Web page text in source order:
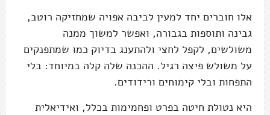
אלו חוברים יחד למעין לביבה אפויה שמחזיקה רוטב,
גבינה ותוספות בגבורה, ואפשר למשוך ממנה
משולשים, לקפל לחצי ולהתענג בדיוק כמו שמתפנקים
על משולש פיצה רגיל. ההכנה שלה קלה במיוחד: בלי
התפחות ובלי קימוחים ורידודים.
היא נטולת חיטה בפרט ופחמימות בכלל, ואידיאלית